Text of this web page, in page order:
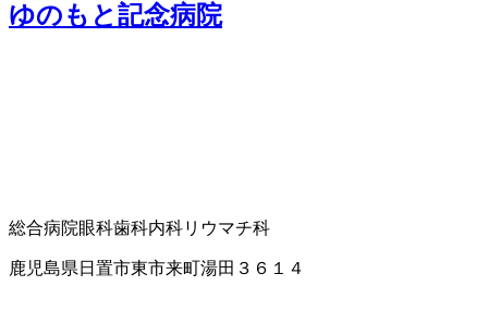
ゆのもと記念病院
総合病院眼科歯科内科リウマチ科
鹿児島県日置市東市来町湯田３６１４